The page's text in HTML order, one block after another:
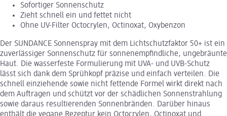
Sofortiger Sonnenschutz
Zieht schnell ein und fettet nicht
Ohne UV-Filter Octocrylen, Octinoxat, Oxybenzon
Der SUNDANCE Sonnenspray mit dem Lichtschutzfaktor 50+ ist ein
zuverlässiger Sonnenschutz für sonnenempfindliche, ungebräunte
Haut. Die wasserfeste Formulierung mit UVA- und UVB-Schutz
lässt sich dank dem Sprühkopf präzise und einfach verteilen. Die
schnell einziehende sowie nicht fettende Formel wirkt direkt nach
dem Auftragen und schützt vor der schädlichen Sonnenstrahlung
sowie daraus resultierenden Sonnenbränden. Darüber hinaus